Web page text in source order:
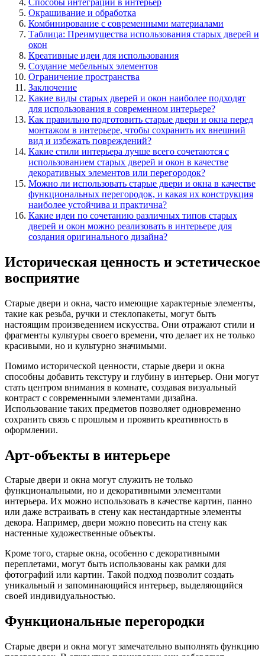
Окрашивание и обработка
Комбинирование с современными материалами
Таблица: Преимущества использования старых дверей и
окон
Креативные идеи для использования
Создание мебельных элементов
Ограничение пространства
Заключение
Какие виды старых дверей и окон наиболее подходят
для использования в современном интерьере?
Как правильно подготовить старые двери и окна перед
монтажом в интерьере, чтобы сохранить их внешний
вид и избежать повреждений?
Какие стили интерьера лучше всего сочетаются с
использованием старых дверей и окон в качестве
декоративных элементов или перегородок?
Можно ли использовать старые двери и окна в качестве
функциональных перегородок, и какая их конструкция
наиболее устойчива и практична?
Какие идеи по сочетанию различных типов старых
дверей и окон можно реализовать в интерьере для
создания оригинального дизайна?
Историческая ценность и эстетическое
восприятие
Старые двери и окна, часто имеющие характерные элементы,
такие как резьба, ручки и стеклопакеты, могут быть
настоящим произведением искусства. Они отражают стили и
фрагменты культуры своего времени, что делает их не только
красивыми, но и культурно значимыми.
Помимо исторической ценности, старые двери и окна
способны добавить текстуру и глубину в интерьер. Они могут
стать центром внимания в комнате, создавая визуальный
контраст с современными элементами дизайна.
Использование таких предметов позволяет одновременно
сохранить связь с прошлым и проявить креативность в
оформлении.
Арт-объекты в интерьере
Старые двери и окна могут служить не только
функциональными, но и декоративными элементами
интерьера. Их можно использовать в качестве картин, панно
или даже встраивать в стену как нестандартные элементы
декора. Например, двери можно повесить на стену как
настенные художественные объекты.
Кроме того, старые окна, особенно с декоративными
переплетами, могут быть использованы как рамки для
фотографий или картин. Такой подход позволит создать
уникальный и запоминающийся интерьер, выделяющийся
своей индивидуальностью.
Функциональные перегородки
Старые двери и окна могут замечательно выполнять функцию